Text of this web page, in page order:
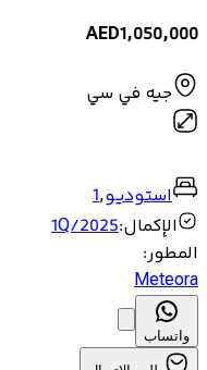
AED1,050,000
جيه في سي
استوديو,
1
الإكمال:
1Q/2025
المطور:
Meteora
واتساب